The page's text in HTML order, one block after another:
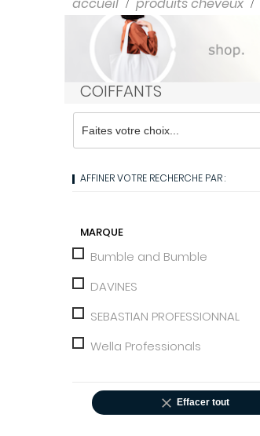
accueil produits cheveux
COIFFANTS
AFFINER VOTRE RECHERCHE PAR :
MARQUE
Bumble and Bumble
DAVINES
SEBASTIAN PROFESSIONNAL
Wella Professionals
 Effacer tout